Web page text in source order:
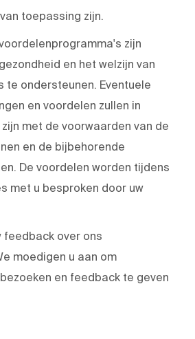
toepassing zijn.
zijn
en het welzijn van
te ondersteunen. Eventuele
en voordelen zullen in
met de voorwaarden van de
en de bijbehorende
De voordelen worden tijdens
met u besproken door uw
feedback over ons
moedigen u aan om
en feedback te geven